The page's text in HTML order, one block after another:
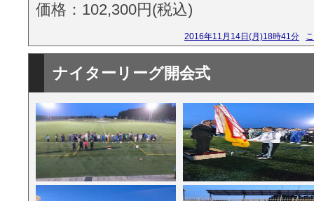
価格：102,300円(税込)
2016年11月14日(月)18時41分
ナイターリーグ開会式